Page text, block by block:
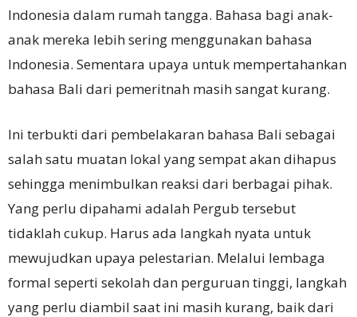
Indonesia dalam rumah tangga. Bahasa bagi anak-
anak mereka lebih sering menggunakan bahasa
Indonesia. Sementara upaya untuk mempertahankan
bahasa Bali dari pemeritnah masih sangat kurang.
Ini terbukti dari pembelakaran bahasa Bali sebagai
salah satu muatan lokal yang sempat akan dihapus
sehingga menimbulkan reaksi dari berbagai pihak.
Yang perlu dipahami adalah Pergub tersebut
tidaklah cukup. Harus ada langkah nyata untuk
mewujudkan upaya pelestarian. Melalui lembaga
formal seperti sekolah dan perguruan tinggi, langkah
yang perlu diambil saat ini masih kurang, baik dari